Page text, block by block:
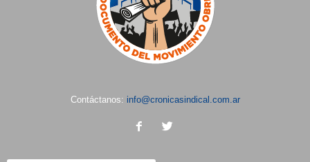
Contáctanos: info@cronicasindical.com.ar